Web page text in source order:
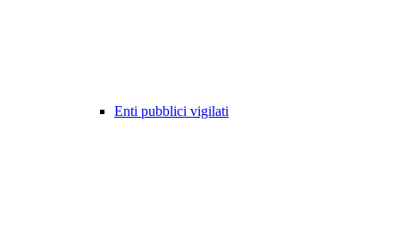
Enti pubblici vigilati